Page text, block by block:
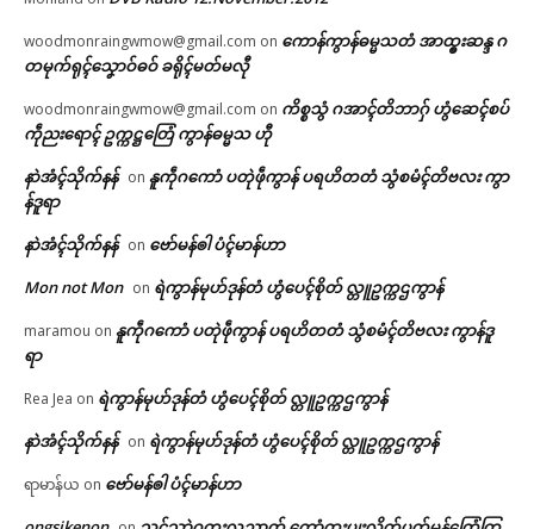
woodmonraingwmow@gmail.com on ကောန်ကွာန်ဓမ္မသတံ အာထ္ၜးဆန္ဒ ဂ
တမုက်ရုၚ်သၞောဝ်ဓဝ် ခရိုၚ်မတ်မလီု
woodmonraingwmow@gmail.com on ကိစ္စသွံ ဂအာၚ်တိဘာဂှ် ဟွံဆေၚ်စပ်
ကဵုညးရောၚ် ဥက္ကဋ္ဌတြေံ ကွာန်ဓမ္မသ ဟီု
နာဲအံၚ်သိုက်နန် on နူကဵုဂကောံ ပတုဲဖဵုကွာန် ပရဟိတတံ သွံစမံၚ်တိဗလး ကွာ
န်ဒူရာ
နာဲအံၚ်သိုက်နန် on ဗော်မန်ၜါ ပံၚ်မာန်ဟာ
Mon not Mon on ရဲကွာန်မုဟ်ဒုန်တံ ဟွံပေၚ်စိုတ် လ္တူဥက္ကဌကွာန်
maramou on နူကဵုဂကောံ ပတုဲဖဵုကွာန် ပရဟိတတံ သွံစမံၚ်တိဗလး ကွာန်ဒူ
ရာ
Rea Jea on ရဲကွာန်မုဟ်ဒုန်တံ ဟွံပေၚ်စိုတ် လ္တူဥက္ကဌကွာန်
နာဲအံၚ်သိုက်နန် on ရဲကွာန်မုဟ်ဒုန်တံ ဟွံပေၚ်စိုတ် လ္တူဥက္ကဌကွာန်
ရာမာန်ယ on ဗော်မန်ၜါ ပံၚ်မာန်ဟာ